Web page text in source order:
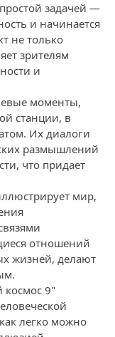
задачей —
и начинается
не только
зрителям
и
моменты,
станции, в
Их диалоги
размышлений
что придает
мир,
отношений
жизней, делают
космос 9"
легко можно